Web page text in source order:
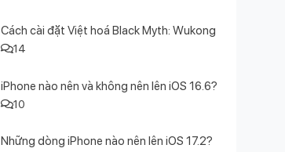
Cách cài đặt Việt hoá Black Myth: Wukong
14
iPhone nào nên và không nên lên iOS 16.6?
10
Những dòng iPhone nào nên lên iOS 17.2?